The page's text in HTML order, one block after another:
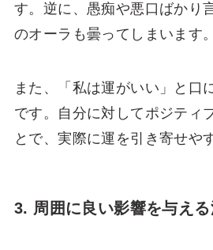
す。逆に、愚痴や悪口ばかり
のオーラも曇ってしまいます。
また、「私は運がいい」と口
です。自分に対してポジティ
とで、実際に運を引き寄せや
3. 周囲に良い影響を与える